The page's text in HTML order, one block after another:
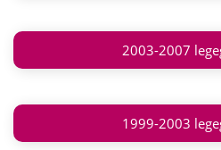
2003-2007
1999-2003